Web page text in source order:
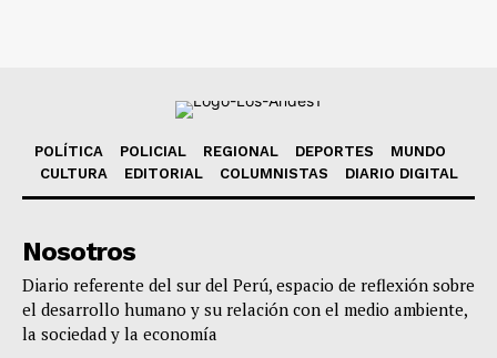
POLÍTICA POLICIAL REGIONAL DEPORTES
MUNDO
CULTURA
EDITORIAL COLUMNISTAS DIARIO DIGITAL
Nosotros
Diario referente del sur del Perú, espacio de reflexión sobre
el desarrollo humano y su relación con el medio ambiente,
la sociedad y la economía